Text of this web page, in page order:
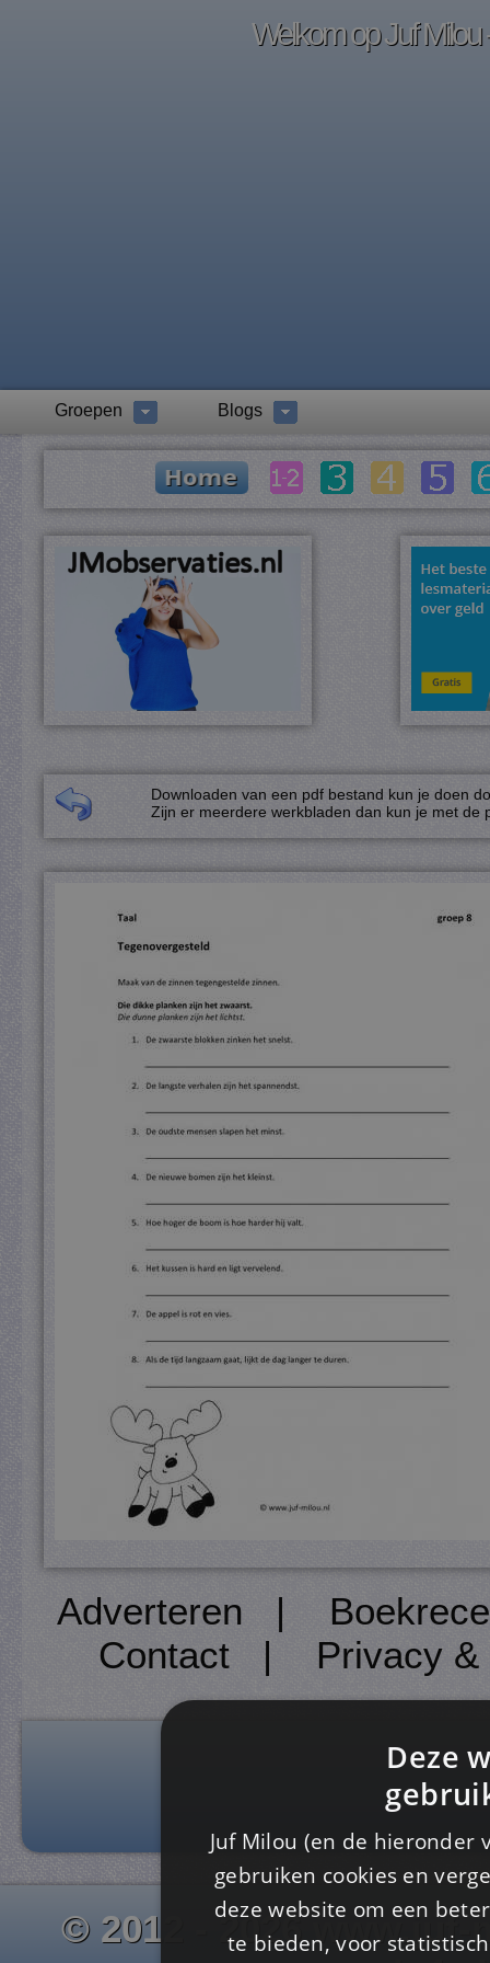
Welkom op Juf Milou
Groepen Blogs
Downloaden van een pdf bestand kun je doen
Zijn er meerdere werkbladen dan kun je met de
Adverteren |
Contact| Privacy
© 2012 - 2026
Deze
Juf Milou (en de
gebruiken cookies en
deze website om een
te bieden, voor